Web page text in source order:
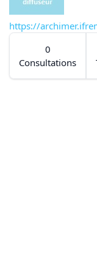
https://
0
Consultations